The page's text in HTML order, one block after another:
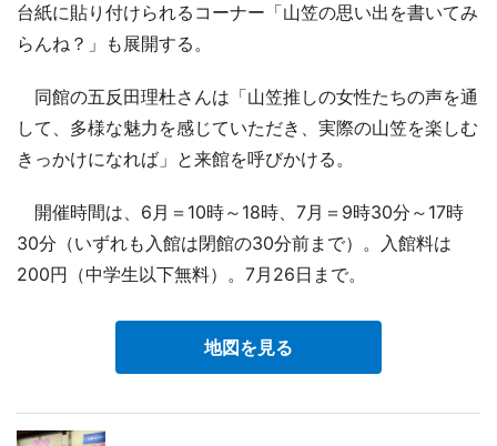
台紙に貼り付けられるコーナー「山笠の思い出を書いてみ
らんね？」も展開する。
同館の五反田理杜さんは「山笠推しの女性たちの声を通
して、多様な魅力を感じていただき、実際の山笠を楽しむ
きっかけになれば」と来館を呼びかける。
開催時間は、6月＝10時～18時、7月＝9時30分～17時
30分（いずれも入館は閉館の30分前まで）。入館料は
200円（中学生以下無料）。7月26日まで。
地図を見る